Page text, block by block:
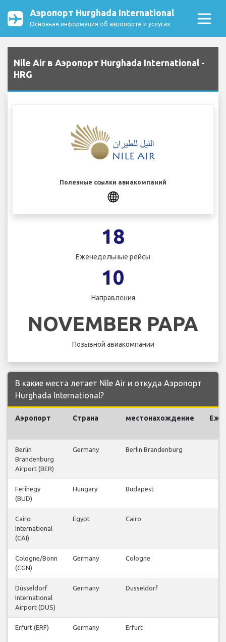
Аэропорт Hurghada International
Основная информация об аэропорте и услугах
Nile Air в Аэропорт Hurghada International -
HRG
Полезные ссылки авиакомпаний
18
Еженедельные рейсы
10
Направления
NOVEMBER PAPA
Позывной авиакомпании
В какие места летает Nile Air и откуда Аэропорт
Hurghada International?
Аэропорт Страна местонахождение
Berlin
Brandenburg
Airport (BER)
Germany Berlin Brandenburg
Ferihegy
(BUD)
Hungary Budapest
Cairo
International
(CAI)
Egypt Cairo
Cologne/Bonn
(CGN)
Germany Cologne
Düsseldorf
International
Airport (DUS)
Germany Dusseldorf
Erfurt (ERF) Germany Erfurt